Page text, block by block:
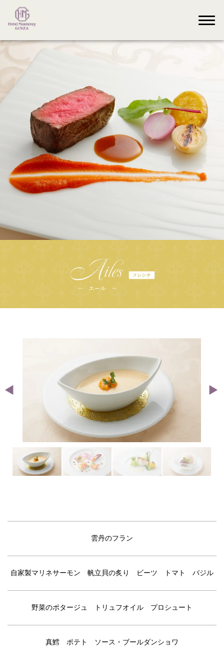
雲丹のフラン
自家製マリネサーモン 帆立貝の炙り ビーツ トマト バジル
野菜のポタージュ トリュフオイル プロシュート
真鱈 ポテト ソース・ブールダンショワ